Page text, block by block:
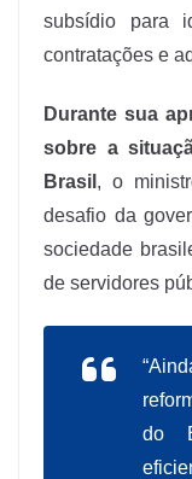
subsídio para
contratações e
Durante sua
sobre a
Brasil , o
desafio da
sociedade
de servidores
do